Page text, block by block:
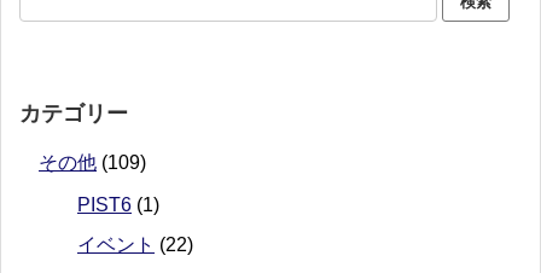
カテゴリー
その他 (109)
PIST6 (1)
イベント (22)